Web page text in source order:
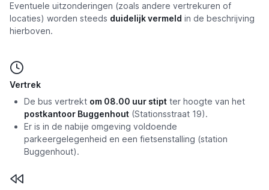
Eventuele uitzonderingen (zoals andere vertrekuren of
locaties) worden steeds duidelijk vermeld in de beschrijving
hierboven.
Vertrek
De bus vertrekt om 08.00 uur stipt ter hoogte van het
postkantoor Buggenhout (Stationsstraat 19).
Er is in de nabije omgeving voldoende
parkeergelegenheid en een fietsenstalling (station
Buggenhout).